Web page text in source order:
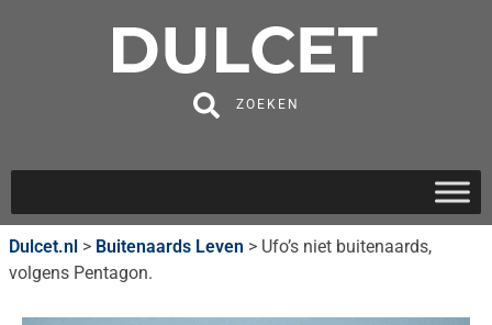
ZOEKEN
Dulcet.nl > Buitenaards Leven > Ufo’s niet buitenaards,
volgens Pentagon.